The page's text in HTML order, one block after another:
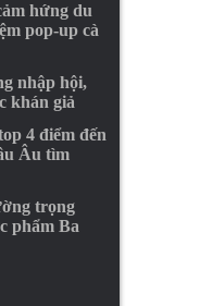
hứng du
pop-up cà
nhập hội,
khán giả
4 điểm đến
Âu tìm
trọng
phẩm Ba